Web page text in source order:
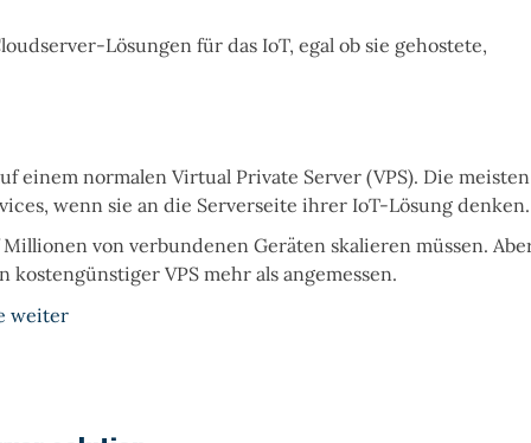
Lösungen für das IoT, egal ob sie gehostete,
einem normalen Virtual Private Server (VPS). Die meisten
wenn sie an die Serverseite ihrer IoT-Lösung denken.
von verbundenen Geräten skalieren müssen.
VPS mehr als angemessen.
weiter